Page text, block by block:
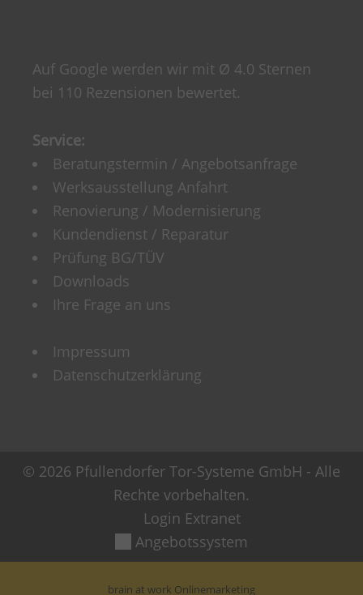
Auf Google werden wir mit Ø 4.0 Sternen
bei 110 Rezensionen bewertet.
Service:
Beratungstermin / Angebotsanfrage
Werksausstellung Anfahrt
Renovierung / Modernisierung
Kundendienst / Reparatur
Prüfung BG/TÜV
Downloads
Ihre Frage an uns
Impressum
Datenschutzerklärung
© 2026 Pfullendorfer Tor-Systeme GmbH - Alle
Rechte vorbehalten.
Login Extranet
Angebotssystem
brain at work Onlinemarketing